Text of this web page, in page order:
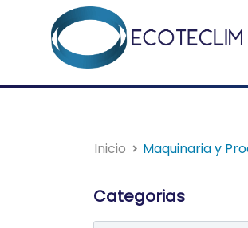
Inicio Maquinaria y
Categorias